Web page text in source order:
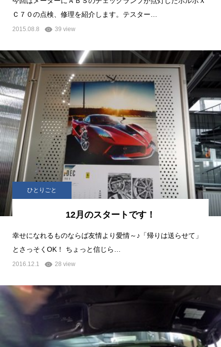
Ｃ７０の点検、修理を紹介します。テスター…
2015.08.8 39 view
ひとりごと
12月のスタートです！
幸せになれるものならば友情より愛情～♪「帰りは送らせて」
とさっそくOK！ ちょっと信じら…
2016.12.1 28 view